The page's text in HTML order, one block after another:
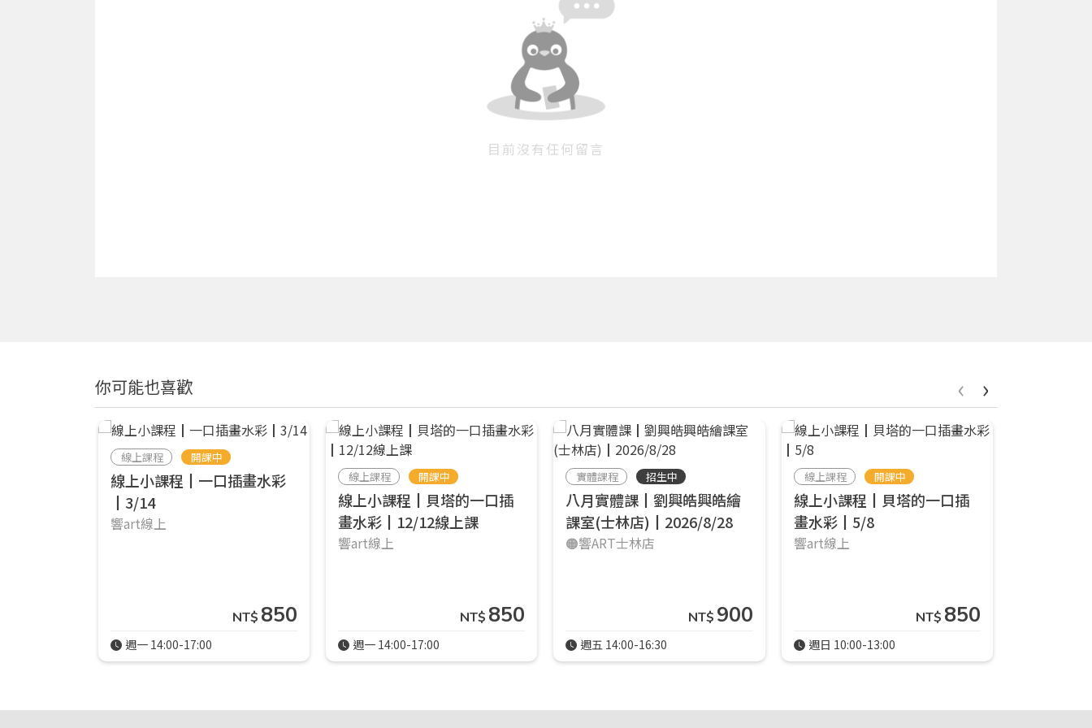
目前沒有任何留言
你可能也喜歡
線上課程 開課中
線上小課程┃一口插畫水彩
┃3/14
響art線上
NT$ 850
週一 14:00-17:00
線上課程 開課中
線上小課程┃貝塔的一口插
畫水彩┃12/12線上課
響art線上
NT$ 850
週一 14:00-17:00
實體課程 招生中
八月實體課┃劉興皓興皓繪
課室(士林店)┃2026/8/28
🟠響ART士林店
NT$ 900
週五 14:00-16:30
線上課程 開課中
線上小課程┃貝塔的一口插
畫水彩┃5/8
響art線上
NT$ 850
週日 10:00-13:00
‹ ›